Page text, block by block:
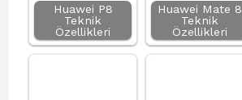
Huawei P8
Teknik
Özellikleri
Huawei Mate 8
Teknik
Özellikleri